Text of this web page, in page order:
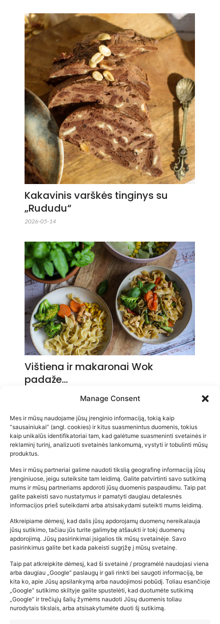
Manage Consent
Mes ir mūsų naudojame jūsų įrenginio informaciją, tokią kaip
“sausainiukai” (angl. cookies) ir kitus suasmenintus duomenis, tokius
kaip unikalūs identifikatoriai tam, kad galėtume suasmeninti svetainės ir
reklaminį turinį, analizuoti svetainės lankomumą, vystyti ir tobulinti mūsų
produktus.
Mes ir mūsų partneriai galime naudoti tikslią geografinę informaciją jūsų
įrenginiuose, jeigu suteiksite tam leidimą. Galite patvirtinti savo sutikimą
mums ir mūsų partneriams apdoroti jūsų duomenis paspaudimu. Taip pat
galite pakeisti savo nustatymus ir pamatyti daugiau detalesnės
informacijos prieš suteikdami arba atsisakydami suteikti mums leidimą.
Atkreipiame dėmesį, kad dalis jūsų apdorojamų duomenų nereikalauja
jūsų sutikimo, tačiau jūs turite galimybę atšaukti ir tokį duomenų
apdorojimą. Jūsų pasirinkimai įsigalios tik mūsų svetainėje. Savo
pasirinkimus galite bet kada pakeisti sugrįžę į mūsų svetainę.
Taip pat atkreipkite dėmesį, kad ši svetainė / programėlė naudojasi viena
arba daugiau „Google“ paslaugų ir gali rinkti bei saugoti informaciją, be
kita ko, apie Jūsų apsilankymą arba naudojimosi pobūdį. Toliau esančioje
„Google“ sutikimo skiltyje galite spustelėti, kad duotumėte sutikimą
„Google“ ir trečiųjų šalių žymėms naudoti Jūsų duomenis toliau
nurodytais tikslais, arba atsisakytumėte duoti šį sutikimą.
Kakavinis varškės tinginys su
„Rududu“
2026-05-14
Vištiena ir makaronai Wok
padaže…
Populiariausios parduotuvės
kūdikių tyrelės –…
2026-02-22